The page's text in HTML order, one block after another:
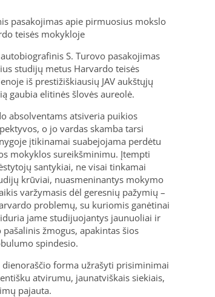
pasakojimas apie pirmuosius mokslo
teisės mokykloje
autobiografinis S. Turovo pasakojimas
studijų metus Harvardo teisės
iš prestižiškiausių JAV aukštųjų
gaubia elitinės šlovės aureolė.
absolventams atsiveria puikios
o jo vardas skamba tarsi
įtikinamai suabejojama perdėtu
mokyklos sureikšminimu. Įtempti
santykiai, ne visai tinkamai
krūviai, nuasmeninantys mokymo
varžymasis dėl geresnių pažymių –
problemų, su kuriomis ganėtinai
jame studijuojantys jaunuoliai ir
žmogus, apakintas šios
spindesio.
dienoraščio forma užrašyti prisiminimai
atvirumu, jaunatviškais siekiais,
pajauta.